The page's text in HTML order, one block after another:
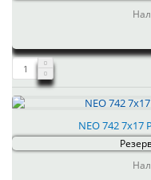
NEO 742 7x17